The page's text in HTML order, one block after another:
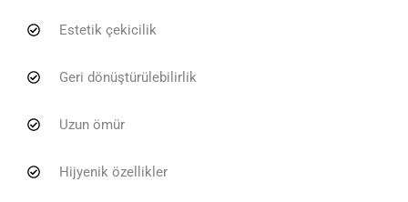
Estetik çekicilik
Geri dönüştürülebilirlik
Uzun ömür
Hijyenik özellikler